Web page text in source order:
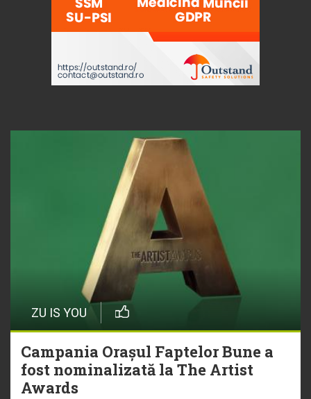
ZU IS YOU
Campania Orașul Faptelor Bune a
fost nominalizată la The Artist
Awards